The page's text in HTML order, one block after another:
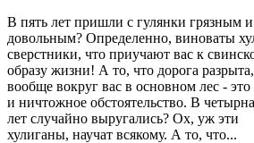
В пять лет пришли с гулянки грязным и
довольным? Определенно, виноваты
сверстники, что приучают вас к
образу жизни! А то, что дорога
вообще вокруг вас в основном лес - это
и ничтожное обстоятельство. В
лет случайно выругались? Ох, уж эти
хулиганы, научат всякому. А то, что...